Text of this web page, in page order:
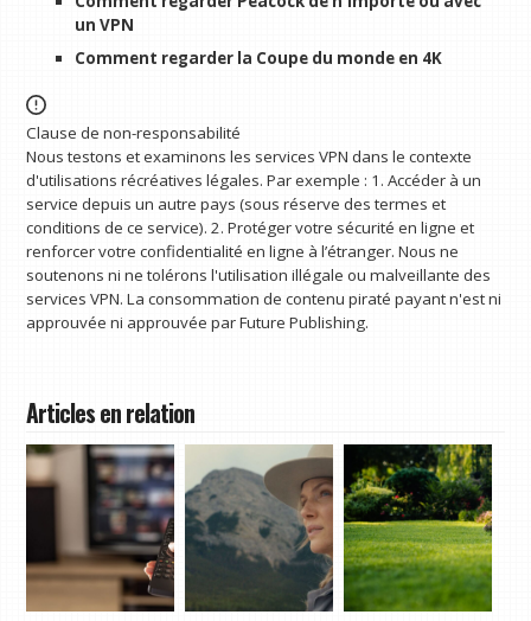
un VPN
Comment regarder la Coupe du monde en 4K
Clause de non-responsabilité
Nous testons et examinons les services VPN dans le contexte
d'utilisations récréatives légales. Par exemple : 1. Accéder à un
service depuis un autre pays (sous réserve des termes et
conditions de ce service). 2. Protéger votre sécurité en ligne et
renforcer votre confidentialité en ligne à l’étranger. Nous ne
soutenons ni ne tolérons l'utilisation illégale ou malveillante des
services VPN. La consommation de contenu piraté payant n'est ni
approuvée ni approuvée par Future Publishing.
Articles en relation